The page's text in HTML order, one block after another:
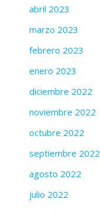
abril 2023
marzo 2023
febrero 2023
enero 2023
diciembre 2022
noviembre 2022
octubre 2022
septiembre 2022
agosto 2022
julio 2022